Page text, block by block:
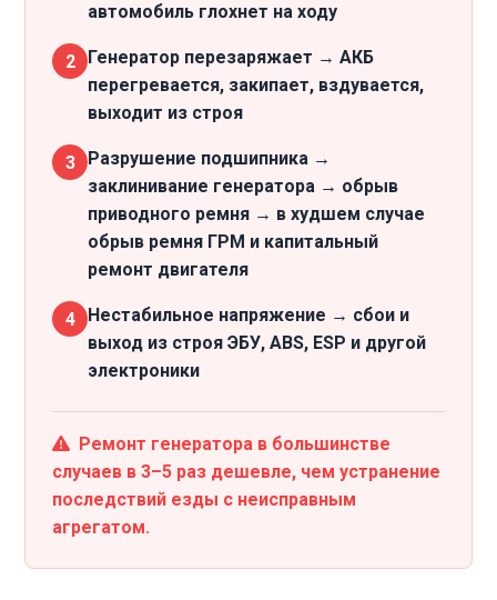
автомобиль глохнет на ходу
2
Генератор перезаряжает → АКБ
перегревается, закипает, вздувается,
выходит из строя
3
Разрушение подшипника →
заклинивание генератора → обрыв
приводного ремня → в худшем случае
обрыв ремня ГРМ и капитальный
ремонт двигателя
4
Нестабильное напряжение → сбои и
выход из строя ЭБУ, ABS, ESP и другой
электроники
Ремонт генератора в большинстве
случаев в 3–5 раз дешевле, чем устранение
последствий езды с неисправным
агрегатом.